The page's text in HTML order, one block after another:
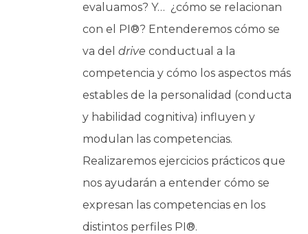
evaluamos? Y… ¿cómo se relacionan
con el PI®? Entenderemos cómo se
va del drive conductual a la
competencia y cómo los aspectos más
estables de la personalidad (conducta
y habilidad cognitiva) influyen y
modulan las competencias.
Realizaremos ejercicios prácticos que
nos ayudarán a entender cómo se
expresan las competencias en los
distintos perfiles PI®.